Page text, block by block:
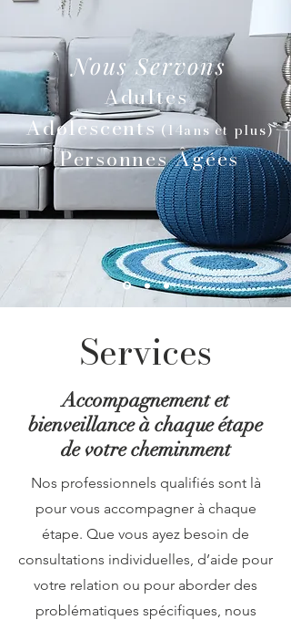
Nous Servons
Adultes
Adolescents(14ans et plus)
Personnes Âgées
Services
Accompagnement et
bienveillance à chaque étape
de votre cheminment
Nos professionnels qualifiés sont là
pour vous accompagner à chaque
étape. Que vous ayez besoin de
consultations individuelles, d’aide pour
votre relation ou pour aborder des
problématiques spécifiques, nous